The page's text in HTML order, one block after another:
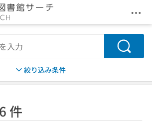
メ
検索
絞り込み条件
件